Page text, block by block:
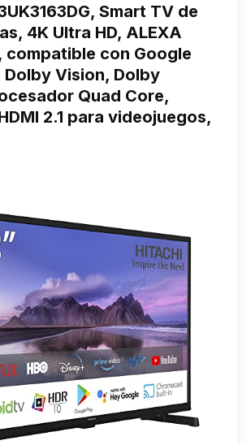
Smart TV de
4K Ultra HD, ALEXA
compatible con Google
Vision, Dolby
Quad Core,
2.1 para videojuegos,